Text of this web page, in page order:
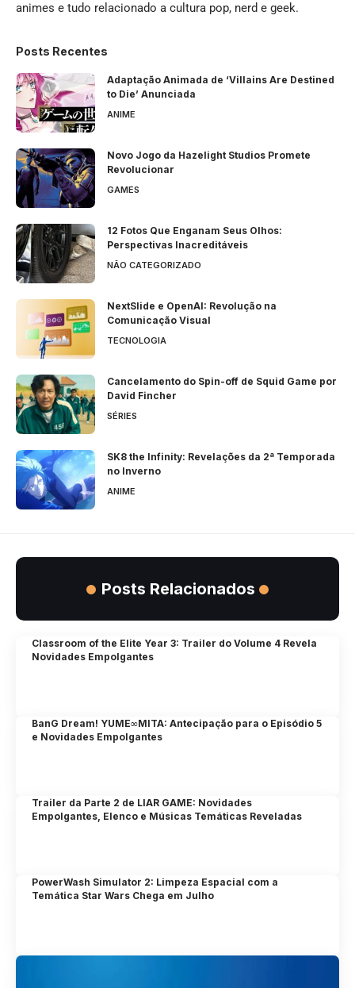
animes e tudo relacionado a cultura pop, nerd e geek.
Posts Recentes
Adaptação Animada de ‘Villains Are Destined
to Die’ Anunciada
ANIME
Novo Jogo da Hazelight Studios Promete
Revolucionar
GAMES
12 Fotos Que Enganam Seus Olhos:
Perspectivas Inacreditáveis
NÃO CATEGORIZADO
NextSlide e OpenAI: Revolução na
Comunicação Visual
TECNOLOGIA
Cancelamento do Spin-off de Squid Game por
David Fincher
SÉRIES
SK8 the Infinity: Revelações da 2ª Temporada
no Inverno
ANIME
Posts Relacionados
Classroom of the Elite Year 3: Trailer do Volume 4 Revela
Novidades Empolgantes
BanG Dream! YUME∞MITA: Antecipação para o Episódio 5
e Novidades Empolgantes
Trailer da Parte 2 de LIAR GAME: Novidades
Empolgantes, Elenco e Músicas Temáticas Reveladas
PowerWash Simulator 2: Limpeza Espacial com a
Temática Star Wars Chega em Julho